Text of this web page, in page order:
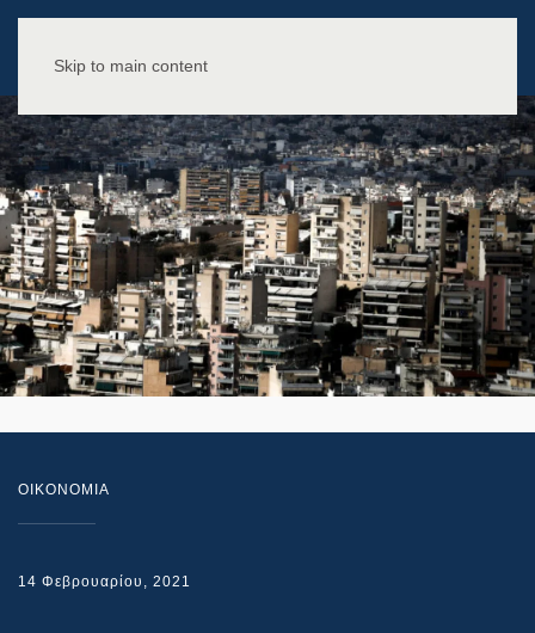
Skip to main content
ΟΙΚΟΝΟΜΙΑ
14 Φεβρουαρίου, 2021